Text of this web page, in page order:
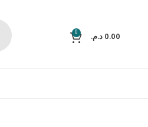
0 0.00د.م.